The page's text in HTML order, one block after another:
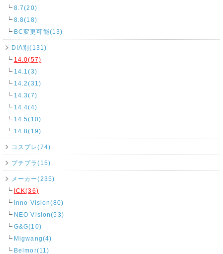
8.7(20)
8.8(18)
BC変更可能(13)
DIA別(131)
14.0(57)
14.1(3)
14.2(31)
14.3(7)
14.4(4)
14.5(10)
14.8(19)
コスプレ(74)
プチプラ(15)
メーカー(235)
ICK(36)
Inno Vision(80)
NEO Vision(53)
G&G(10)
Migwang(4)
Belmor(11)